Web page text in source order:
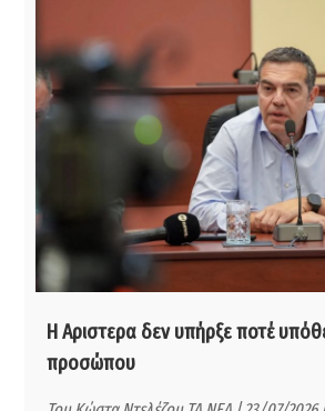
Η Αριστερα δεν υπήρξε ποτέ
προσώπου